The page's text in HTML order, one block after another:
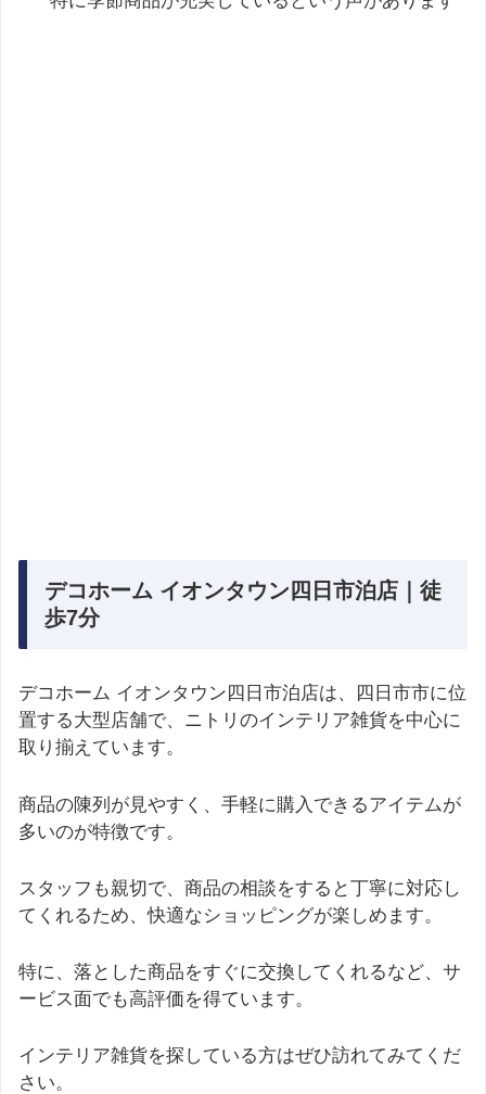
デコホーム イオンタウン四日市泊店｜徒
歩7分
デコホーム イオンタウン四日市泊店は、四日市市に位
置する大型店舗で、ニトリのインテリア雑貨を中心に
取り揃えています。
商品の陳列が見やすく、手軽に購入できるアイテムが
多いのが特徴です。
スタッフも親切で、商品の相談をすると丁寧に対応し
てくれるため、快適なショッピングが楽しめます。
特に、落とした商品をすぐに交換してくれるなど、サ
ービス面でも高評価を得ています。
インテリア雑貨を探している方はぜひ訪れてみてくだ
さい。